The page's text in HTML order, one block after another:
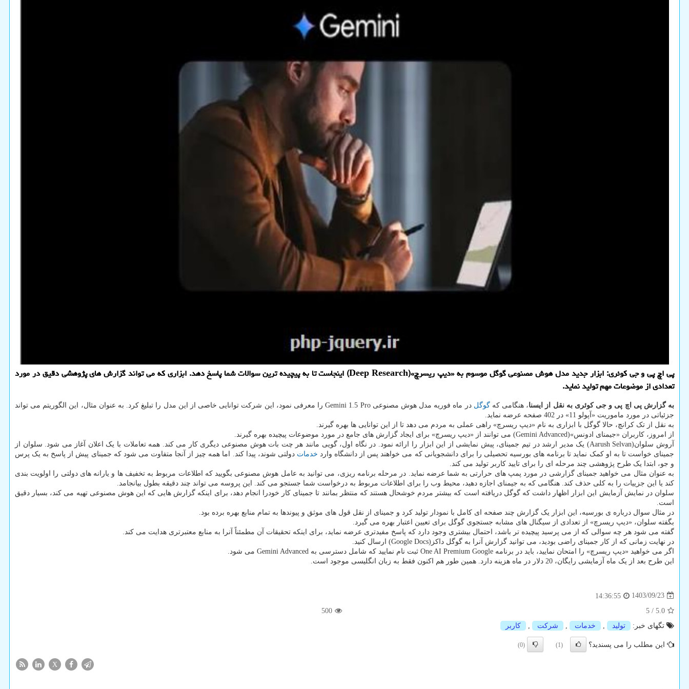
پی اچ پی و جی کوئری: ابزار جدید مدل هوش مصنوعی گوگل موسوم به «دیپ ریسرچ»(Deep Research) اینجاست تا به پیچیده ترین سوالات شما پاسخ دهد. ابزاری که می تواند گزارش های پژوهشی دقیق در مورد
تعدادی از موضوعات مهم تولید نماید.
به گزارش پی اچ پی و جی کوئری به نقل از ایسنا، هنگامی کهگوگل
در ماه فوریه مدل هوش مصنوعی Gemini 1.5 Pro را معرفی نمود، این شرکت توانایی خاصی از این مدل را تبلیغ کرد. به عنوان مثال، این الگوریتم می تواند
جزئیاتی در مورد ماموریت «آپولو 11» در 402 صفحه عرضه نماید.
به نقل از تک کرانچ، حالا گوگل با ابزاری به نام «دیپ ریسرچ» راهی عملی به مردم می دهد تا از این توانایی ها بهره گیرند.
از امروز، کاربران «جیمنای ادونس»(Gemini Advanced) می توانند از «دیپ ریسرچ» برای ایجاد گزارش های جامع در مورد موضوعات پیچیده بهره گیرند.
آروش سلوان(Aarush Selvan) یک مدیر ارشد در تیم جمینای، پیش نمایشی از این ابزار را ارائه نمود. در نگاه اول، گویی مانند هر چت بات هوش مصنوعی دیگری کار می کند. همه تعاملات با یک اعلان آغاز می شود. سلوان از
جمینای خواست تا به او کمک نماید تا برنامه های بورسیه تحصیلی را برای دانشجویانی که می خواهند پس از دانشگاه وارد خدمات دولتی شوند، پیدا کند. اما همه چیز از آنجا متفاوت می شود که جمینای پیش از پاسخ به یک پرس
و جو، ابتدا یک طرح پژوهشی چند مرحله ای را برای تایید کاربر تولید می کند.
به عنوان مثال می خواهید جمینای گزارشی در مورد پمپ های حرارتی به شما عرضه نماید. در مرحله برنامه ریزی، می توانید به عامل هوش مصنوعی بگویید که اطلاعات مربوط به تخفیف ها و یارانه های دولتی را اولویت بندی
کند یا این جزییات را به کلی حذف کند. هنگامی که به جیمنای اجازه دهید، محیط وب را برای اطلاعات مربوط به درخواست شما جستجو می کند. این پروسه می تواند چند دقیقه بطول بیانجامد.
سلوان در نمایش آزمایش این ابزار اظهار داشت که گوگل دریافته است که بیشتر مردم خوشحال هستند که منتظر بمانند تا جمینای کار خودرا انجام دهد، برای اینکه گزارش هایی که این هوش مصنوعی تهیه می کند، بسیار دقیق
است.
در مثال سوال درباره ی بورسیه، این ابزار یک گزارش چند صفحه ای کامل با نمودار تولید کرد و جمینای از نقل قول های موثق و پیوندها به تمام منابع بهره برده بود.
بگفته سلوان، «دیپ ریسرچ» از تعدادی از سیگنال های مشابه جستجوی گوگل برای تعیین اعتبار بهره می گیرد.
گفته می شود هر چه سوالی که از می پرسید پیچیده تر باشد، احتمال بیشتری وجود دارد که پاسخ مفیدتری عرضه نماید، برای اینکه تحقیقات آن مطمئناً آنرا به منابع معتبرتری هدایت می کند.
در نهایت زمانی که از کار جمینای راضی بودید، می توانید گزارش آنرا به گوگل داکز(Google Docs) ارسال کنید.
اگر می خواهید «دیپ ریسرچ» را امتحان نمایید، باید در برنامه One AI Premium Google ثبت نام نمایید که شامل دسترسی به Gemini Advanced می شود.
این طرح بعد از یک ماه آزمایشی رایگان، 20 دلار در ماه هزینه دارد. همین طور هم اکنون فقط به زبان انگلیسی موجود است.
1403/09/23
14:36:55
5.0
/
5
500
تگهای خبر:
تولید , خدمات , شركت , كاربر
این مطلب را می پسندید؟ (1)
(0)
X